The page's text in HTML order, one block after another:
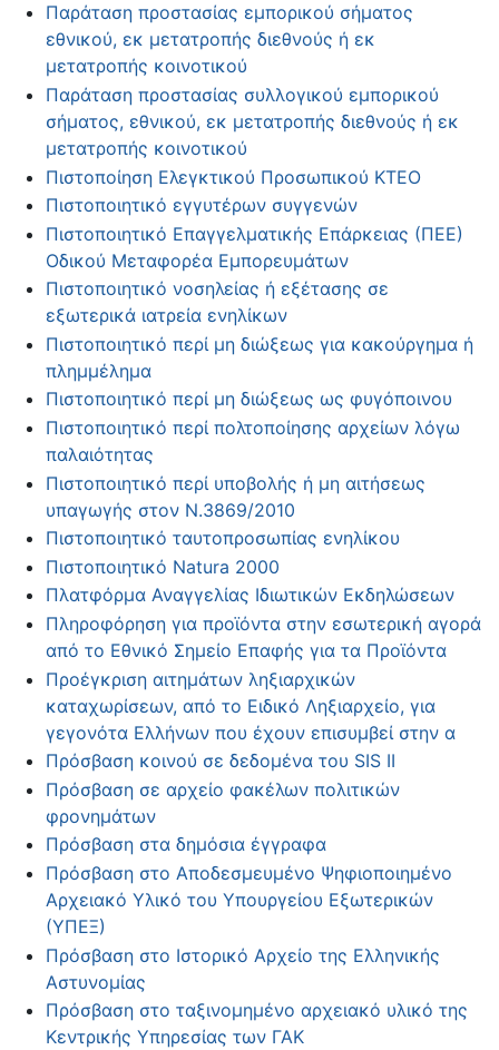
Παράταση προστασίας εμπορικού σήματος
εθνικού, εκ μετατροπής διεθνούς ή εκ
μετατροπής κοινοτικού
Παράταση προστασίας συλλογικού εμπορικού
σήματος, εθνικού, εκ μετατροπής διεθνούς ή εκ
μετατροπής κοινοτικού
Πιστοποίηση Ελεγκτικού Προσωπικού ΚΤΕΟ
Πιστοποιητικό εγγυτέρων συγγενών
Πιστοποιητικό Επαγγελματικής Επάρκειας (ΠΕΕ)
Οδικού Μεταφορέα Εμπορευμάτων
Πιστοποιητικό νοσηλείας ή εξέτασης σε
εξωτερικά ιατρεία ενηλίκων
Πιστοποιητικό περί μη διώξεως για κακούργημα ή
πλημμέλημα
Πιστοποιητικό περί μη διώξεως ως φυγόποινου
Πιστοποιητικό περί πολτοποίησης αρχείων λόγω
παλαιότητας
Πιστοποιητικό περί υποβολής ή μη αιτήσεως
υπαγωγής στον Ν.3869/2010
Πιστοποιητικό ταυτοπροσωπίας ενηλίκου
Πιστοποιητικό Natura 2000
Πλατφόρμα Αναγγελίας Ιδιωτικών Εκδηλώσεων
Πληροφόρηση για προϊόντα στην εσωτερική αγορά
από το Εθνικό Σημείο Επαφής για τα Προϊόντα
Προέγκριση αιτημάτων ληξιαρχικών
καταχωρίσεων, από το Ειδικό Ληξιαρχείο, για
γεγονότα Ελλήνων που έχουν επισυμβεί στην α
Πρόσβαση κοινού σε δεδομένα του SIS II
Πρόσβαση σε αρχείο φακέλων πολιτικών
φρονημάτων
Πρόσβαση στα δημόσια έγγραφα
Πρόσβαση στο Αποδεσμευμένο Ψηφιοποιημένο
Αρχειακό Υλικό του Υπουργείου Εξωτερικών
(ΥΠΕΞ)
Πρόσβαση στο Ιστορικό Αρχείο της Ελληνικής
Αστυνομίας
Πρόσβαση στο ταξινομημένο αρχειακό υλικό της
Κεντρικής Υπηρεσίας των ΓΑΚ